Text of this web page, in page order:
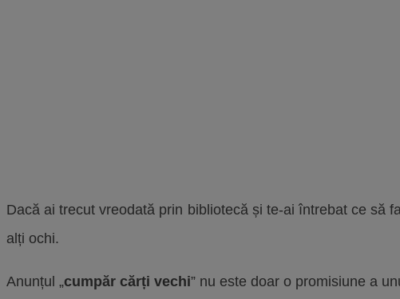
Dacă ai trecut vreodată prin bibliotecă și te-ai întrebat ce să
alți ochi.
Anunțul „cumpăr cărți vechi” nu este doar o promisiune a